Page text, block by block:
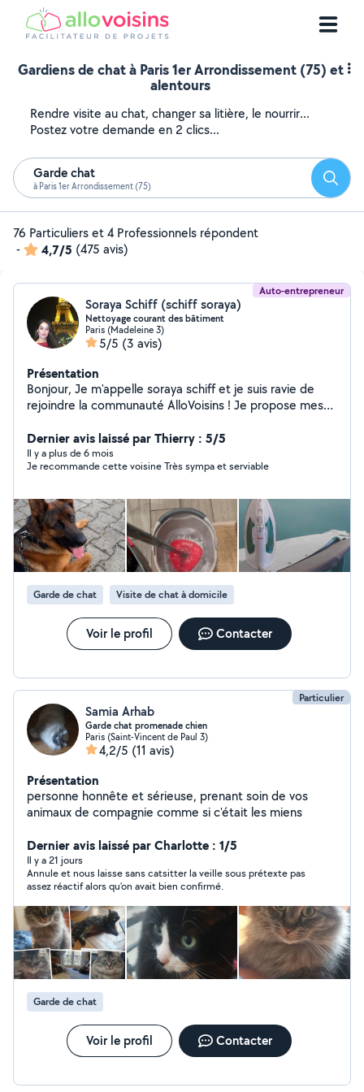
Gardiens de chat à Paris 1er Arrondissement (75) et
alentours
Rendre visite au chat, changer sa litière, le nourrir...
Postez votre demande en 2 clics...
Garde chat
à Paris 1er Arrondissement (75)
76 Particuliers et 4 Professionnels répondent
-
4,7/5 (475 avis)
Auto-entrepreneur
Soraya Schiff (schiff soraya)
Nettoyage courant des bâtiment
Paris (Madeleine 3)
5/5 (3 avis)
Présentation
Bonjour, Je m'appelle soraya schiff et je suis ravie de
rejoindre la communauté AlloVoisins ! Je propose mes
personne nettoyage et repassage du textiles ,cours
particuliers niveau maternel , garde d'animaux,garde
d'enfants , avec sérieux et convivialité. Je suis disponible
et je m'engage à réaliser chaque mission avec soin et
professionnalisme. N'hésitez pas à me contacter, je
serai heureuse de collaborer avec vous et de vous
rendre service ! À très bientôt, Soraya .
Dernier avis laissé par Thierry : 5/5
Il y a plus de 6 mois
Je recommande cette voisine Très sympa et serviable
Garde de chat Visite de chat à domicile
Voir le profil Contacter
Particulier
Samia Arhab
Garde chat promenade chien
Paris (Saint-Vincent de Paul 3)
4,2/5 (11 avis)
Présentation
personne honnête et sérieuse, prenant soin de vos
animaux de compagnie comme si c'était les miens
Dernier avis laissé par Charlotte : 1/5
Il y a 21 jours
Annule et nous laisse sans catsitter la veille sous prétexte pas
assez réactif alors qu’on avait bien confirmé.
Garde de chat
Voir le profil Contacter